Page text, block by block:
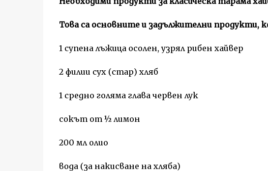
Това са основните и задължителни продукти,
1 супена лъжица осолен, узрял рибен хайвер
2 филии сух (стар) хляб
1 средно голяма глава червен лук
сокът от ½ лимон
200 мл олио
вода (за накисване на хляба)